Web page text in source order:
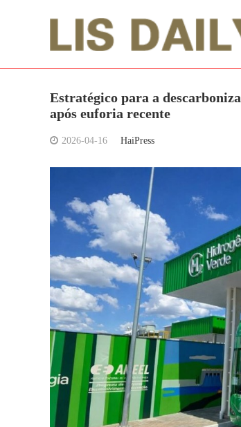
Estratégico para a
após euforia recente
2026-04-16 HaiPress